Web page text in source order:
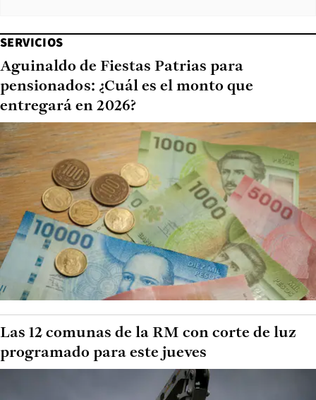
SERVICIOS
Aguinaldo de Fiestas Patrias para
pensionados: ¿Cuál es el monto que
entregará en 2026?
Las 12 comunas de la RM con corte de luz
programado para este jueves